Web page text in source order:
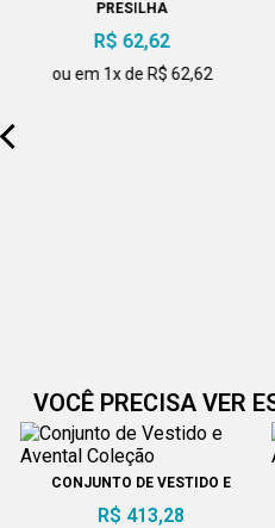
PRESILHA
R$ 62,62
ou em 1x de R$ 62,62
VOCÊ PRECISA VER
CONJUNTO DE VESTIDO E
R$ 413,28